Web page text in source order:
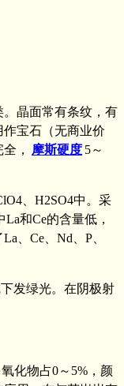
晶面常有条纹，有
宝石（无商业价
，
摩斯硬度 5～
、H2SO4中。采
和Ce的含量低，
、Ce、Nd、P、
发绿光。在阴极射
化物占0～5%，颜